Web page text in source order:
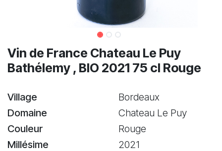
Vin de France Chateau Le Puy
Bathélemy , BIO 2021 75 cl Rouge
Village
Bordeaux
Domaine
Chateau Le Puy
Couleur
Rouge
Millésime
2021